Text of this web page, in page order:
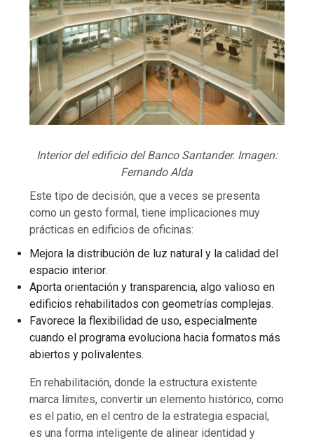
Interior del edificio del Banco Santander. Imagen:
Fernando Alda
Este tipo de decisión, que a veces se presenta
como un gesto formal, tiene implicaciones muy
prácticas en edificios de oficinas:
Mejora la distribución de luz natural y la calidad del
espacio interior.
Aporta orientación y transparencia, algo valioso en
edificios rehabilitados con geometrías complejas.
Favorece la flexibilidad de uso, especialmente
cuando el programa evoluciona hacia formatos más
abiertos y polivalentes.
En rehabilitación, donde la estructura existente
marca límites, convertir un elemento histórico, como
es el patio, en el centro de la estrategia espacial,
es una forma inteligente de alinear identidad y